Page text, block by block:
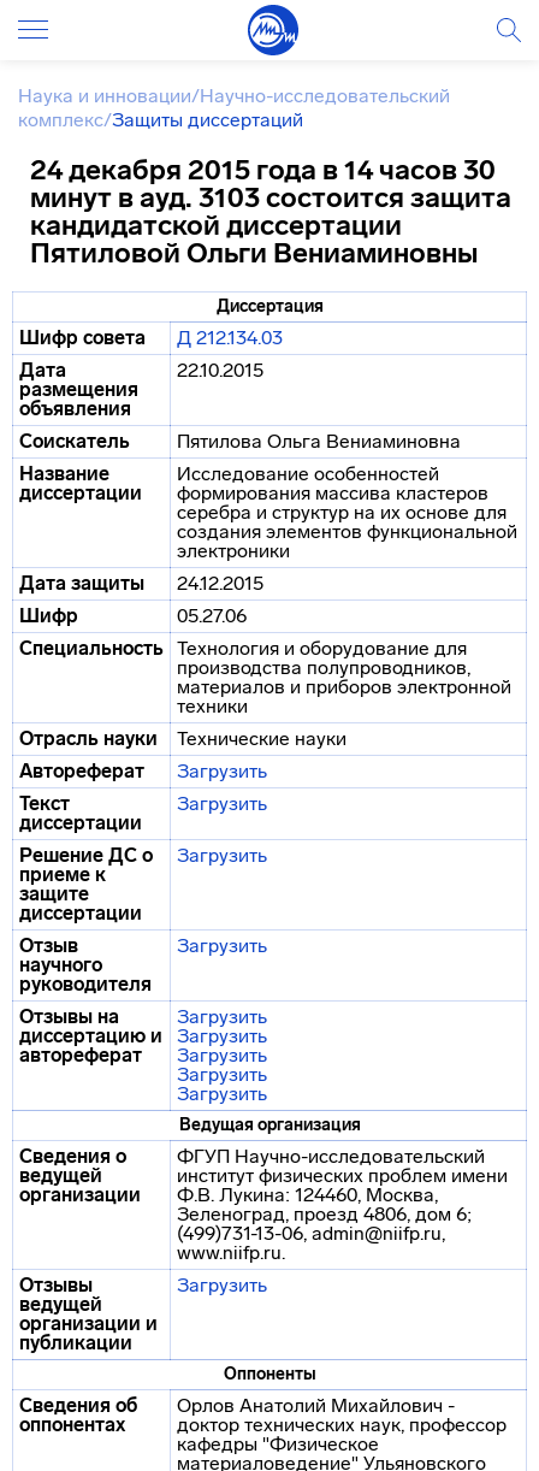
Наука и инновации/Научно-исследовательский
комплекс/Защиты диссертаций
24 декабря 2015 года в 14 часов 30
минут в ауд. 3103 состоится защита
кандидатской диссертации
Пятиловой Ольги Вениаминовны
Диссертация
Шифр совета
Д 212.134.03
Дата
размещения
объявления
22.10.2015
Соискатель
Пятилова Ольга Вениаминовна
Название
диссертации
Исследование особенностей
формирования массива кластеров
серебра и структур на их основе для
создания элементов функциональной
электроники
Дата защиты
24.12.2015
Шифр
05.27.06
Специальность Технология и оборудование для
производства полупроводников,
материалов и приборов электронной
техники
Отрасль науки
Технические науки
Автореферат
Загрузить
Текст
диссертации
Загрузить
Решение ДС о
приеме к
защите
диссертации
Загрузить
Отзыв
научного
руководителя
Загрузить
Отзывы на
диссертацию и
автореферат
Загрузить
Загрузить
Загрузить
Загрузить
Загрузить
Ведущая организация
Сведения о
ведущей
организации
ФГУП Научно-исследовательский
институт физических проблем имени
Ф.В. Лукина: 124460, Москва,
Зеленоград, проезд 4806, дом 6;
(499)731-13-06, admin@niifp.ru,
www.niifp.ru.
Отзывы
ведущей
организации и
публикации
Загрузить
Оппоненты
Сведения об
оппонентах
Орлов Анатолий Михайлович -
доктор технических наук, профессор
кафедры "Физическое
материаловедение" Ульяновского